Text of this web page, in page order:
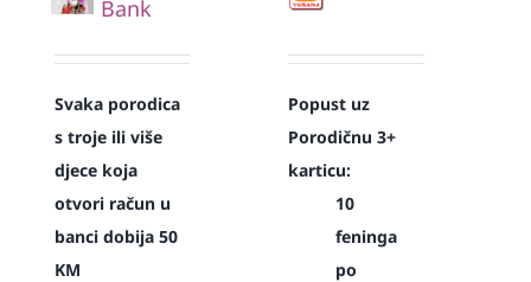
Bank
Svaka porodica
s troje ili više
djece koja
otvori račun u
banci dobija 50
KM
Popust uz
Porodičnu 3+
karticu:
10
feninga
po